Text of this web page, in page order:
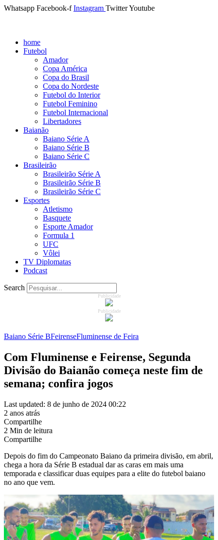
Whatsapp Facebook-f Instagram TwitterYoutube
home
Futebol
Amador
Copa América
Copa do Brasil
Copa do Nordeste
Futebol do Interior
Futebol Feminino
Futebol Internacional
Libertadores
Baianão
Baiano Série A
Baiano Série B
Baiano Série C
Brasileirão
Brasileirão Série A
Brasileirão Série B
Brasileirão Série C
Esportes
Atletismo
Basquete
Esporte Amador
Formula 1
UFC
Vôlei
TV Diplomatas
Podcast
Search
Publicidade
Publicidade
Baiano Série BFeirenseFluminense de Feira
Com Fluminense e Feirense, Segunda
Divisão do Baianão começa neste fim de
semana; confira jogos
Last updated: 8 de junho de 2024 00:22
2 anos atrás
Compartilhe
2 Min de leitura
Compartilhe
Depois do fim do Campeonato Baiano da primeira divisão, em abril,
chega a hora da Série B estadual dar as caras em mais uma
temporada e classificar duas equipes para a elite do futebol baiano
no ano que vem.